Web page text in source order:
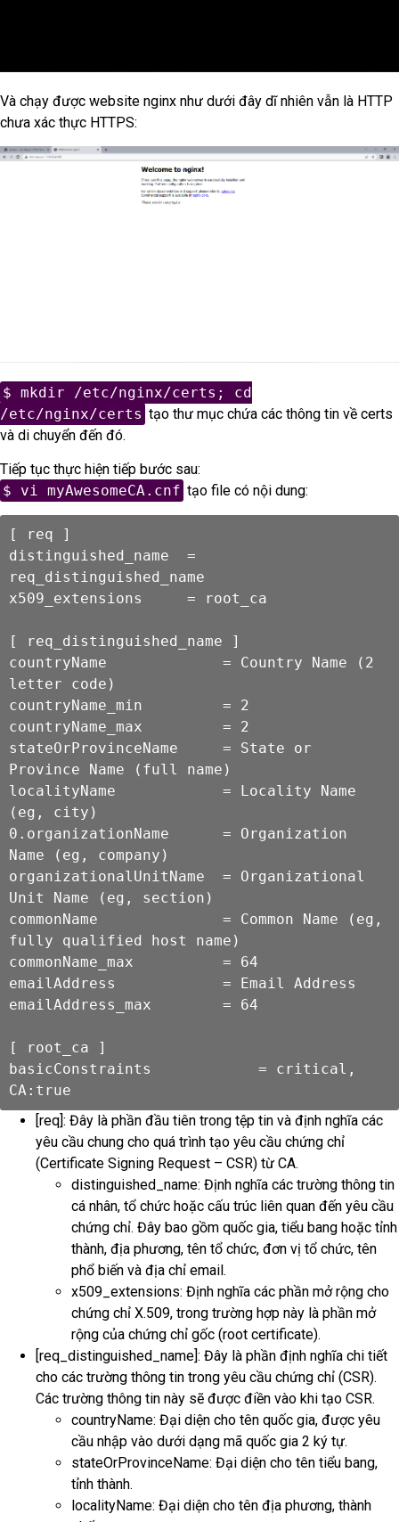
Và chạy được website nginx như dưới đây dĩ nhiên vẫn là HTTP
chưa xác thực HTTPS:
$ mkdir /etc/nginx/certs; cd
/etc/nginx/certs tạo thư mục chứa các thông tin về certs
và di chuyển đến đó.
Tiếp tục thực hiện tiếp bước sau:
$ vi myAwesomeCA.cnf tạo file có nội dung:
[ req ]
distinguished_name  =
req_distinguished_name
x509_extensions     = root_ca
[ req_distinguished_name ]
countryName             = Country Name (2
letter code)
countryName_min         = 2
countryName_max         = 2
stateOrProvinceName     = State or
Province Name (full name)
localityName            = Locality Name
(eg, city)
0.organizationName      = Organization
Name (eg, company)
organizationalUnitName  = Organizational
Unit Name (eg, section)
commonName              = Common Name (eg,
fully qualified host name)
commonName_max          = 64
emailAddress            = Email Address
emailAddress_max        = 64
[ root_ca ]
basicConstraints            = critical,
CA:true
[req]: Đây là phần đầu tiên trong tệp tin và định nghĩa các
yêu cầu chung cho quá trình tạo yêu cầu chứng chỉ
(Certificate Signing Request – CSR) từ CA.
distinguished_name: Định nghĩa các trường thông tin
cá nhân, tổ chức hoặc cấu trúc liên quan đến yêu cầu
chứng chỉ. Đây bao gồm quốc gia, tiểu bang hoặc tỉnh
thành, địa phương, tên tổ chức, đơn vị tổ chức, tên
phổ biến và địa chỉ email.
x509_extensions: Định nghĩa các phần mở rộng cho
chứng chỉ X.509, trong trường hợp này là phần mở
rộng của chứng chỉ gốc (root certificate).
[req_distinguished_name]: Đây là phần định nghĩa chi tiết
cho các trường thông tin trong yêu cầu chứng chỉ (CSR).
Các trường thông tin này sẽ được điền vào khi tạo CSR.
countryName: Đại diện cho tên quốc gia, được yêu
cầu nhập vào dưới dạng mã quốc gia 2 ký tự.
stateOrProvinceName: Đại diện cho tên tiểu bang,
tỉnh thành.
localityName: Đại diện cho tên địa phương, thành